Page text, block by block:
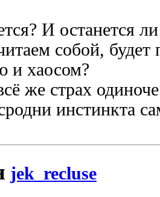
И останется
собой, будет
и хаосом?
же страх
инстинкта
jek_recluse